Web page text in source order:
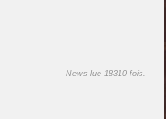
News lue 18310 fois.